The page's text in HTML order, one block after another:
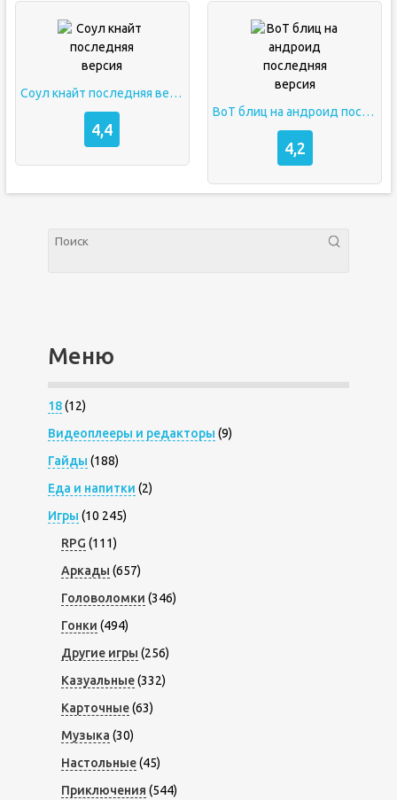
Соул кнайт последняя версия
4,4
ВоТ блиц на андроид последняя версия
4,2
Меню
18(12)
Видеоплееры и редакторы (9)
Гайды (188)
Еда и напитки (2)
Игры (10 245)
RPG (111)
Аркады (657)
Головоломки (346)
Гонки (494)
Другие игры (256)
Казуальные(332)
Карточные(63)
Музыка (30)
Настольные(45)
Приключения (544)